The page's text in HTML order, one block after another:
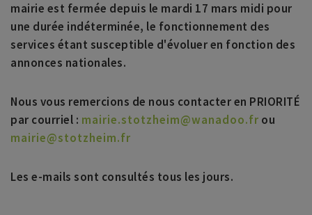
mairie est fermée depuis le mardi 17 mars midi pour
une durée indéterminée, le fonctionnement des
services étant susceptible d'évoluer en fonction des
annonces nationales.
Nous vous remercions de nous contacter en PRIORITÉ
par courriel : mairie.stotzheim@wanadoo.fr ou
mairie@stotzheim.fr
Les e-mails sont consultés tous les jours.